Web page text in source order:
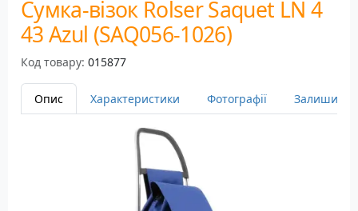
Сумка-візок Rolser Saquet LN 4
43 Azul (SAQ056-1026)
Код товару: 015877
Опис Характеристики Фотографії Залишити